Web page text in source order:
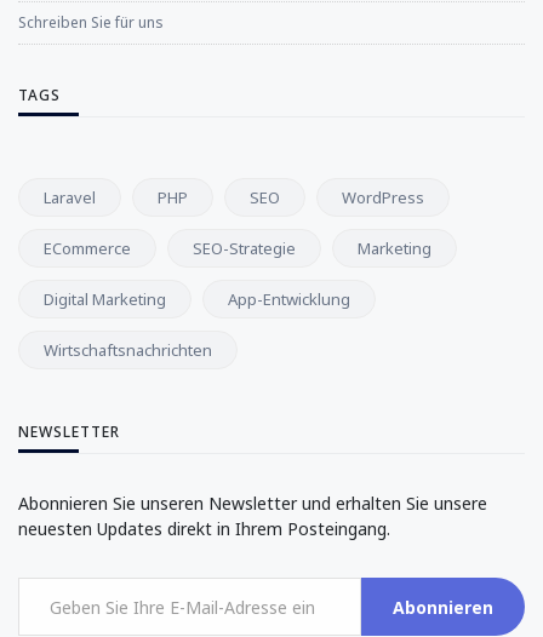
Schreiben Sie für uns
TAGS
Laravel PHP SEO WordPress
ECommerce SEO-Strategie Marketing
Digital Marketing App-Entwicklung
Wirtschaftsnachrichten
NEWSLETTER
Abonnieren Sie unseren Newsletter und erhalten Sie unsere
neuesten Updates direkt in Ihrem Posteingang.
Abonnieren